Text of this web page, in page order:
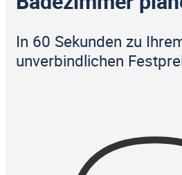
In 60 Sekunden zu
unverbindlichen